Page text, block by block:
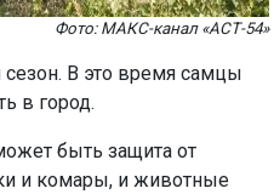
Фото: МАКС-канал «АСТ-54»
сезон. В это время самцы
в город.
быть защита от
и комары, и животные